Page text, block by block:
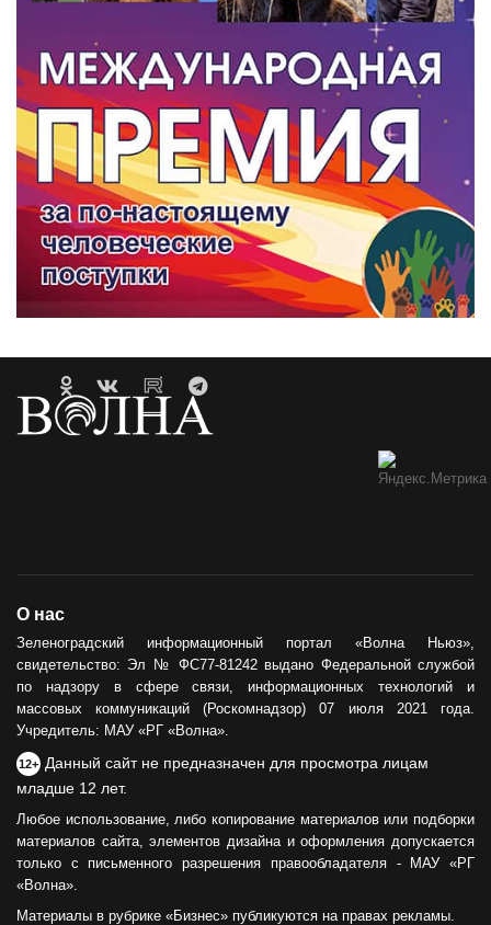
О нас
Зеленоградский информационный портал «Волна Ньюз»,
свидетельство: Эл № ФС77-81242 выдано Федеральной службой
по надзору в сфере связи, информационных технологий и
массовых коммуникаций (Роскомнадзор) 07 июля 2021 года.
Учредитель: МАУ «РГ «Волна».
12+ Данный сайт не предназначен для просмотра лицам
младше 12 лет.
Любое использование, либо копирование материалов или подборки
материалов сайта, элементов дизайна и оформления допускается
только с письменного разрешения правообладателя - МАУ «РГ
«Волна».
Материалы в рубрике «Бизнес» публикуются на правах рекламы.